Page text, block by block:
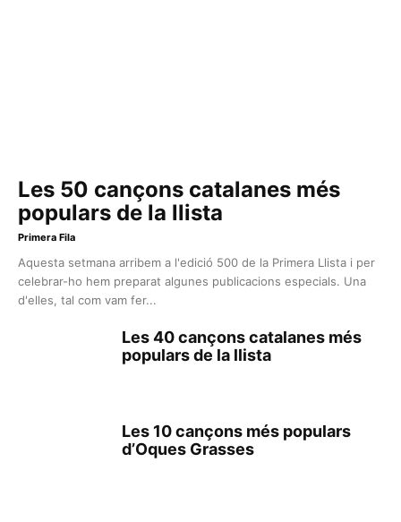
Les 50 cançons catalanes més
populars de la llista
Primera Fila
Aquesta setmana arribem a l'edició 500 de la Primera Llista i per
celebrar-ho hem preparat algunes publicacions especials. Una
d'elles, tal com vam fer...
Les 40 cançons catalanes més
populars de la llista
Les 10 cançons més populars
d’Oques Grasses